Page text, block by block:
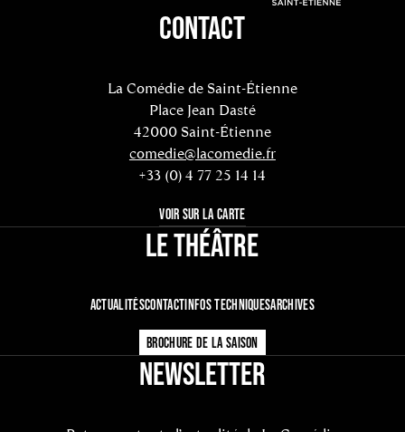
CONTACT
La Comédie de Saint-Étienne
Place Jean Dasté
42000 Saint-Étienne
comedie@lacomedie.fr
+33 (0) 4 77 25 14 14
VOIR SUR LA CARTE
LE THÉÂTRE
ACTUALITÉSCONTACTINFOS TECHNIQUESARCHIVES
BROCHURE DE LA SAISON
NEWSLETTER